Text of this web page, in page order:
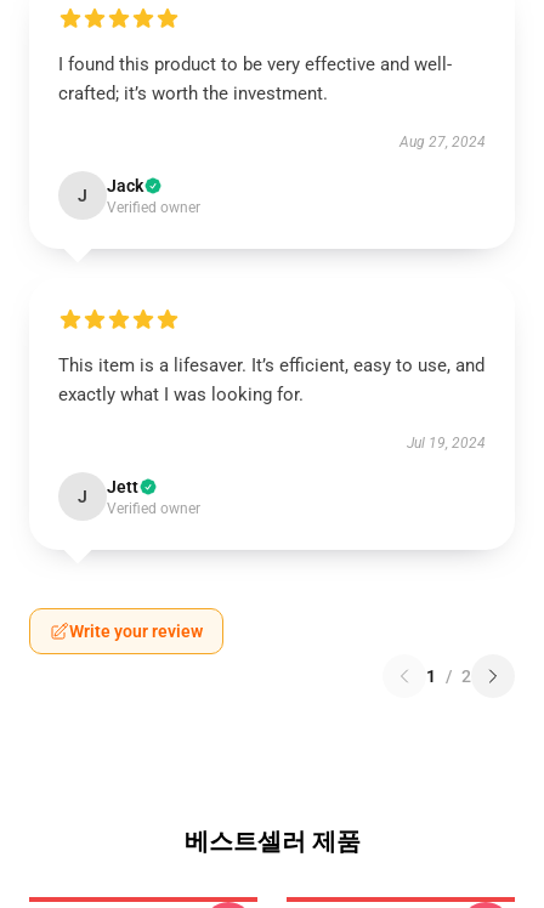
I found this product to be very effective and well-
crafted; it’s worth the investment.
Aug 27, 2024
J Jack
Verified owner
This item is a lifesaver. It’s efficient, easy to use, and
exactly what I was looking for.
Jul 19, 2024
J Jett
Verified owner
Write your review
1 / 2
베스트셀러 제품